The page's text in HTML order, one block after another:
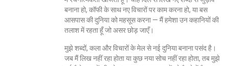
बनाना हो, कॉफी के साथ नए विचारों पर काम करना हो, या बस
आसपास की दुनिया को महसूस करना — मैं हमेशा उन कहानियों की
तलाश में रहता हूँ जो असर छोड़ जाएँ।
मुझे शब्दों, कला और विचारों के मेल से नई दुनिया बनाना पसंद है।
जब मैं लिख नहीं रहा होता या कुछ नया सोच नहीं रहा होता, तब मुझे